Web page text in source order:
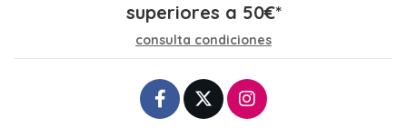
superiores a 50€*
consulta condiciones